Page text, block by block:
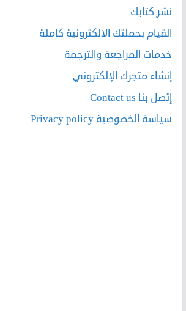
نشر كتابك
القيام بحملتك الالكترونية كاملة
خدمات المراجعة والترجمة
إنشاء متجرك الإلكتروني
إتصل بنا Contact us
سياسة الخصوصية Privacy policy